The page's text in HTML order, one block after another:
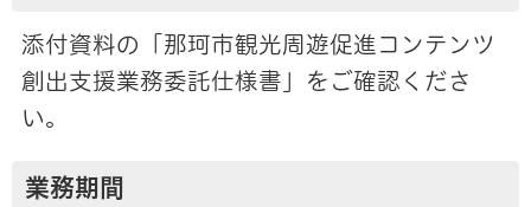
添付資料の「那珂市観光周遊促進コンテンツ
創出支援業務委託仕様書」をご確認くださ
い。
業務期間